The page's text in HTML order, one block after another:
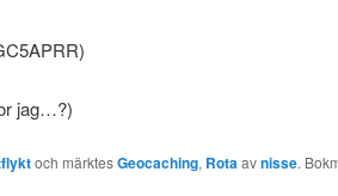
jag…?)
och märktesGeocaching, Rotaavnisse.